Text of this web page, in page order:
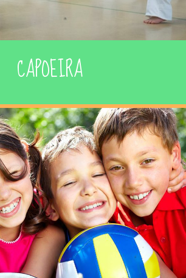
CAPOEIRA